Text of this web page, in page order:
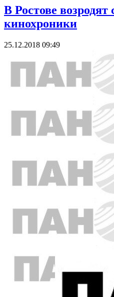
В Ростове возродят
кинохроники
25.12.2018 09:49